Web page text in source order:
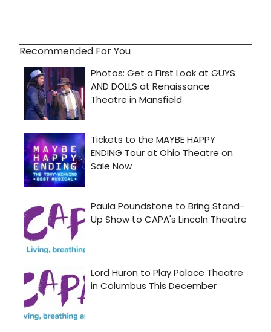
Recommended For You